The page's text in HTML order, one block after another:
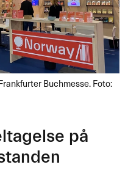
Buchmesse. Foto:
p​å